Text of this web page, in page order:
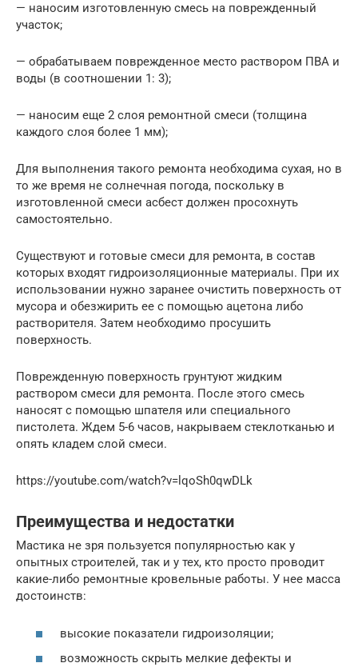
— наносим изготовленную смесь на поврежденный
участок;
— обрабатываем поврежденное место раствором ПВА и
воды (в соотношении 1: 3);
— наносим еще 2 слоя ремонтной смеси (толщина
каждого слоя более 1 мм);
Для выполнения такого ремонта необходима сухая, но в
то же время не солнечная погода, поскольку в
изготовленной смеси асбест должен просохнуть
самостоятельно.
Существуют и готовые смеси для ремонта, в состав
которых входят гидроизоляционные материалы. При их
использовании нужно заранее очистить поверхность от
мусора и обезжирить ее с помощью ацетона либо
растворителя. Затем необходимо просушить
поверхность.
Поврежденную поверхность грунтуют жидким
раствором смеси для ремонта. После этого смесь
наносят с помощью шпателя или специального
пистолета. Ждем 5-6 часов, накрываем стеклотканью и
опять кладем слой смеси.
https://youtube.com/watch?v=lqoSh0qwDLk
Преимущества и недостатки
Мастика не зря пользуется популярностью как у
опытных строителей, так и у тех, кто просто проводит
какие-либо ремонтные кровельные работы. У нее масса
достоинств:
высокие показатели гидроизоляции;
возможность скрыть мелкие дефекты и